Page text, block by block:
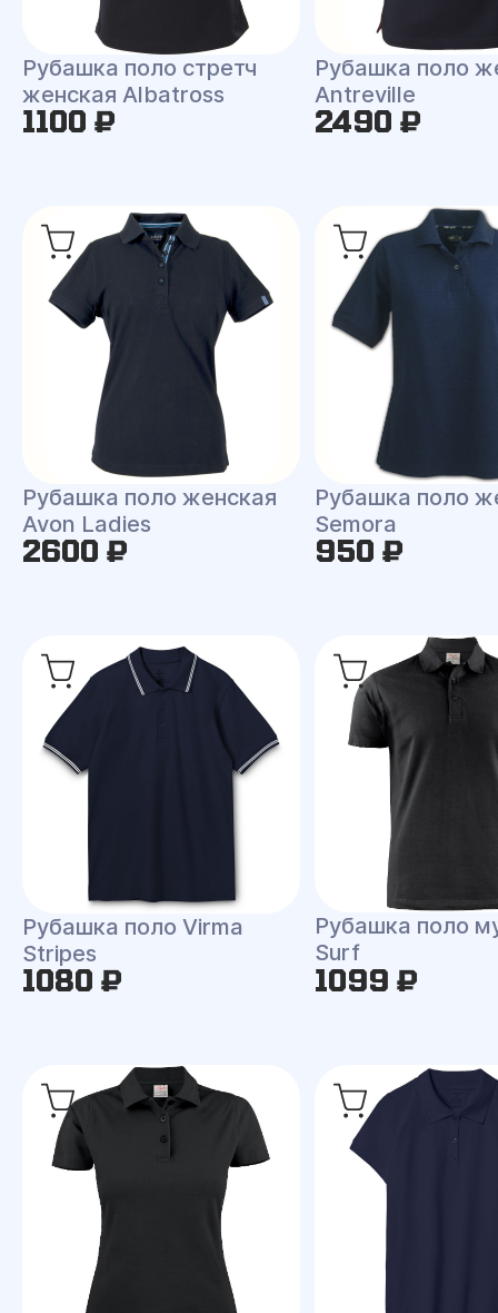
Рубашка поло стретч
женская Albatross
1100 ₽
Рубашка поло
Antreville
2490 ₽
Рубашка поло женская
Avon Ladies
2600 ₽
Рубашка поло
Semora
950 ₽
Рубашка поло Virma
Stripes
1080 ₽
Рубашка поло
Surf
1099 ₽